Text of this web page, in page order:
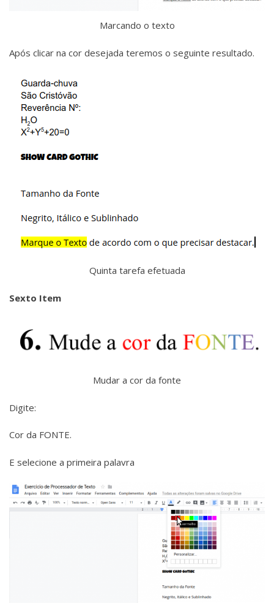
Marcando o texto
Após clicar na cor desejada teremos o seguinte resultado.
Quinta tarefa efetuada
Sexto Item
Mudar a cor da fonte
Digite:
Cor da FONTE.
E selecione a primeira palavra